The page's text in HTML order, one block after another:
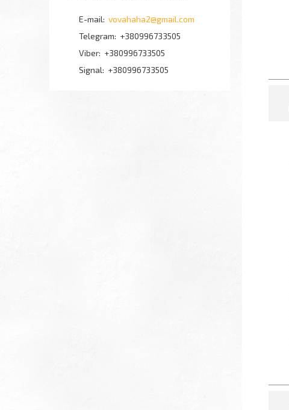
vovahaha2@gmail.com
+380996733505
+380996733505
Signal
+380996733505